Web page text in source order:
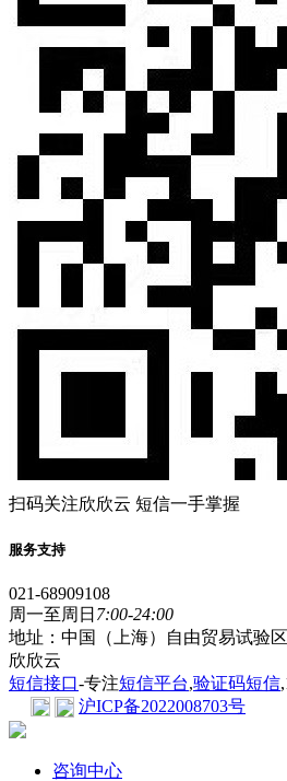
扫码关注欣欣云 短信一手掌握
服务支持
021-68909108
周一至周日 7:00-24:00
地址：中国（上海）自由贸易试验
欣欣云
短信接口-专注短信平台,验证码短信
沪ICP备2022008703号
咨询中心